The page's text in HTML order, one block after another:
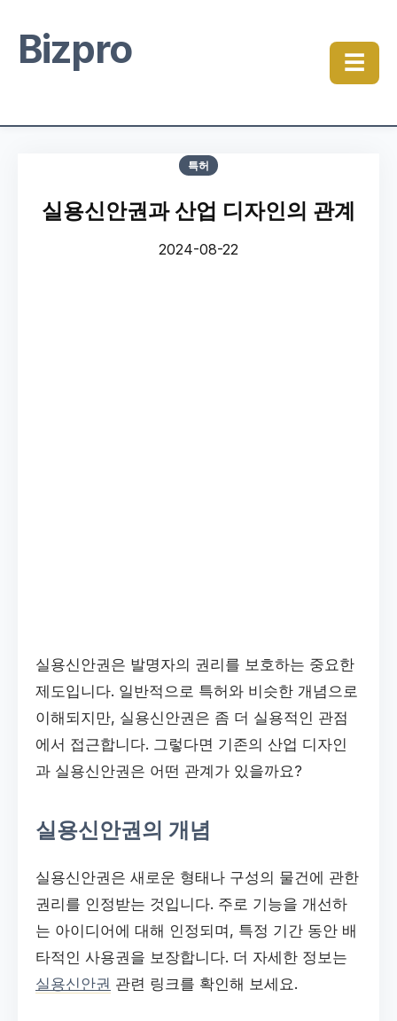
Bizpro ☰
특허
실용신안권과 산업 디자인의 관계
2024-08-22
실용신안권은 발명자의 권리를 보호하는 중요한
제도입니다. 일반적으로 특허와 비슷한 개념으로
이해되지만, 실용신안권은 좀 더 실용적인 관점
에서 접근합니다. 그렇다면 기존의 산업 디자인
과 실용신안권은 어떤 관계가 있을까요?
실용신안권의 개념
실용신안권은 새로운 형태나 구성의 물건에 관한
권리를 인정받는 것입니다. 주로 기능을 개선하
는 아이디어에 대해 인정되며, 특정 기간 동안 배
타적인 사용권을 보장합니다. 더 자세한 정보는
실용신안권 관련 링크를 확인해 보세요.